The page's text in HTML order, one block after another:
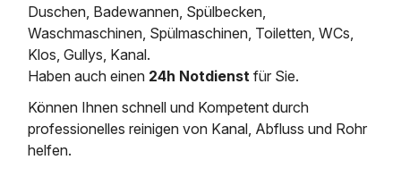
Duschen, Badewannen, Spülbecken,
Waschmaschinen, Spülmaschinen, Toiletten, WCs,
Klos, Gullys, Kanal.
Haben auch einen 24h Notdienst für Sie.
Können Ihnen schnell und Kompetent durch
professionelles reinigen von Kanal, Abfluss und Rohr
helfen.